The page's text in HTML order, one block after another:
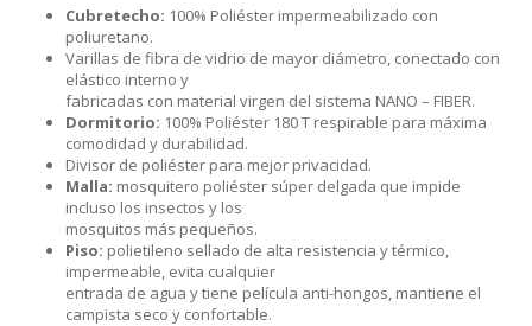
Cubretecho: 100% Poliéster impermeabilizado con
poliuretano.
Varillas de fibra de vidrio de mayor diámetro, conectado con
elástico interno y
fabricadas con material virgen del sistema NANO – FIBER.
Dormitorio: 100% Poliéster 180 T respirable para máxima
comodidad y durabilidad.
Divisor de poliéster para mejor privacidad.
Malla: mosquitero poliéster súper delgada que impide
incluso los insectos y los
mosquitos más pequeños.
Piso: polietileno sellado de alta resistencia y térmico,
impermeable, evita cualquier
entrada de agua y tiene película anti-hongos, mantiene el
campista seco y confortable.